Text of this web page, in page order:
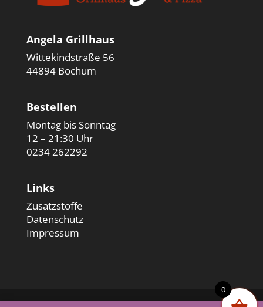
Angela Grillhaus
Wittekindstraße 56
44894 Bochum
Bestellen
Montag bis Sonntag
12 – 21:30 Uhr
0234 262292
Links
Zusatzstoffe
Datenschutz
Impressum
0